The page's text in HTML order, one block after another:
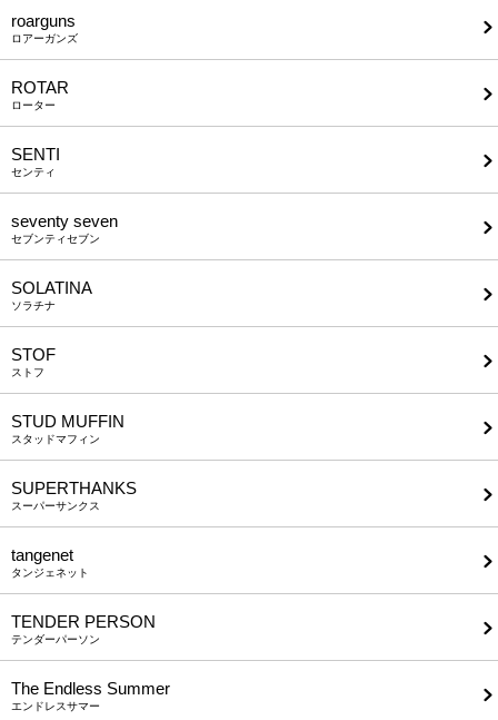
roarguns
ロアーガンズ
ROTAR
ローター
SENTI
センティ
seventy seven
セブンティセブン
SOLATINA
ソラチナ
STOF
ストフ
STUD MUFFIN
スタッドマフィン
SUPERTHANKS
スーパーサンクス
tangenet
タンジェネット
TENDER PERSON
テンダーパーソン
The Endless Summer
エンドレスサマー